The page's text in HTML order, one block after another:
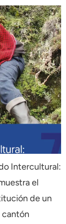
Intercultural:
el
de un
cantón